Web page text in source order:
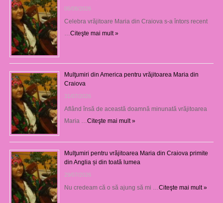
06/08/2026
Celebra vrăjitoare Maria din Craiova s-a întors recent
Citeşte mai mult »
Mulţumiri din America pentru vrăjitoarea Maria din
Craiova
31/07/2026
Aflând însă de această doamnă minunată vrăjitoarea
Maria … Citeşte mai mult »
Mulţumiri pentru vrăjitoarea Maria din Craiova primite
din Anglia și din toată lumea
29/07/2026
Nu credeam că o să ajung să mi … Citeşte mai mult »